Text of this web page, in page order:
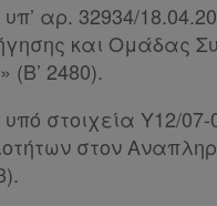
υπ’ αρ. 32934/
και Ομάδας
(Β’ 2480).
υπό στοιχεία Υ12/
στον